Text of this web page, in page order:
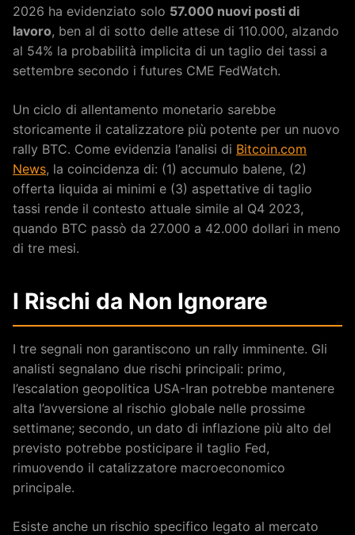
2026 ha evidenziato solo 57.000 nuovi posti di
lavoro, ben al di sotto delle attese di 110.000, alzando
al 54% la probabilità implicita di un taglio dei tassi a
settembre secondo i futures CME FedWatch.
Un ciclo di allentamento monetario sarebbe
storicamente il catalizzatore più potente per un nuovo
rally BTC. Come evidenzia l’analisi di Bitcoin.com
News, la coincidenza di: (1) accumulo balene, (2)
offerta liquida ai minimi e (3) aspettative di taglio
tassi rende il contesto attuale simile al Q4 2023,
quando BTC passò da 27.000 a 42.000 dollari in meno
di tre mesi.
I Rischi da Non Ignorare
I tre segnali non garantiscono un rally imminente. Gli
analisti segnalano due rischi principali: primo,
l’escalation geopolitica USA-Iran potrebbe mantenere
alta l’avversione al rischio globale nelle prossime
settimane; secondo, un dato di inflazione più alto del
previsto potrebbe posticipare il taglio Fed,
rimuovendo il catalizzatore macroeconomico
principale.
Esiste anche un rischio specifico legato al mercato